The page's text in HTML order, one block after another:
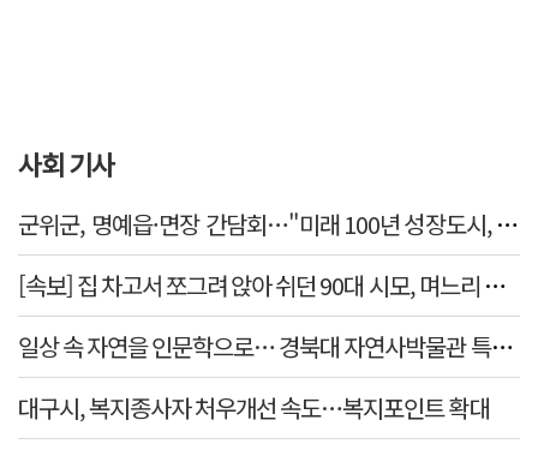
사회 기사
군위군, 명예읍·면장 간담회…"미래 100년 성장도시, 품
[속보] 집 차고서 쪼그려 앉아 쉬던 90대 시모, 며느리 차량
일상 속 자연을 인문학으로… 경북대 자연사박물관 특강
대구시, 복지종사자 처우개선 속도…복지포인트 확대